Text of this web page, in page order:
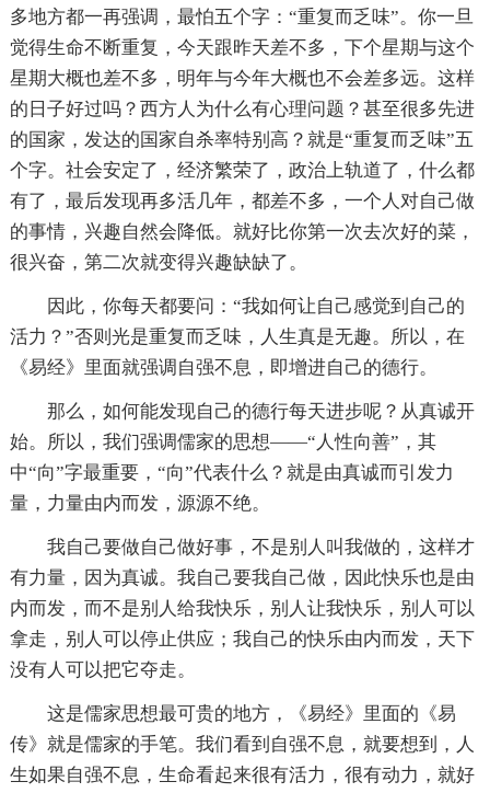
多地方都一再强调，最怕五个字：“重复而乏味”。你一旦
觉得生命不断重复，今天跟昨天差不多，下个星期与这个
星期大概也差不多，明年与今年大概也不会差多远。这样
的日子好过吗？西方人为什么有心理问题？甚至很多先进
的国家，发达的国家自杀率特别高？就是“重复而乏味”五
个字。社会安定了，经济繁荣了，政治上轨道了，什么都
有了，最后发现再多活几年，都差不多，一个人对自己做
的事情，兴趣自然会降低。就好比你第一次去次好的菜，
很兴奋，第二次就变得兴趣缺缺了。
因此，你每天都要问：“我如何让自己感觉到自己的
活力？”否则光是重复而乏味，人生真是无趣。所以，在
《易经》里面就强调自强不息，即增进自己的德行。
那么，如何能发现自己的德行每天进步呢？从真诚开
始。所以，我们强调儒家的思想――“人性向善”，其
中“向”字最重要，“向”代表什么？就是由真诚而引发力
量，力量由内而发，源源不绝。
我自己要做自己做好事，不是别人叫我做的，这样才
有力量，因为真诚。我自己要我自己做，因此快乐也是由
内而发，而不是别人给我快乐，别人让我快乐，别人可以
拿走，别人可以停止供应；我自己的快乐由内而发，天下
没有人可以把它夺走。
这是儒家思想最可贵的地方，《易经》里面的《易
传》就是儒家的手笔。我们看到自强不息，就要想到，人
生如果自强不息，生命看起来很有活力，很有动力，就好